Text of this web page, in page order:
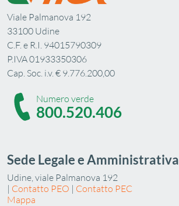
Viale Palmanova 192
33100 Udine
C.F. e R.I. 94015790309
P.IVA 01933350306
Cap. Soc. i.v. € 9.776.200,00
Numero verde
800.520.406
Sede Legale e Amministrativa
Udine, viale Palmanova 192
| Contatto PEO | Contatto PEC
Mappa